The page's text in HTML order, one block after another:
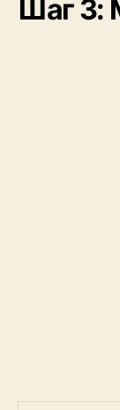
Шаг 3: